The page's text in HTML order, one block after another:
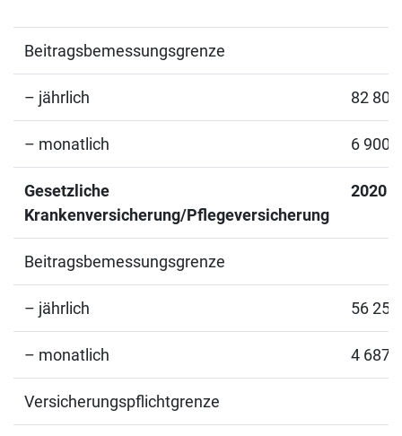
Beitragsbemessungsgrenze
– jährlich 82
– monatlich 6
Gesetzliche
Krankenversicherung/Pflegeversicherung
2020
Beitragsbemessungsgrenze
– jährlich 56
– monatlich 4
Versicherungspflichtgrenze